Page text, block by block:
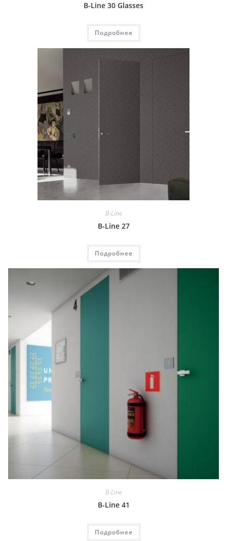
B-Line 30 Glasses
Подробнее
B-Line
B-Line 27
Подробнее
B-Line
B-Line 41
Подробнее